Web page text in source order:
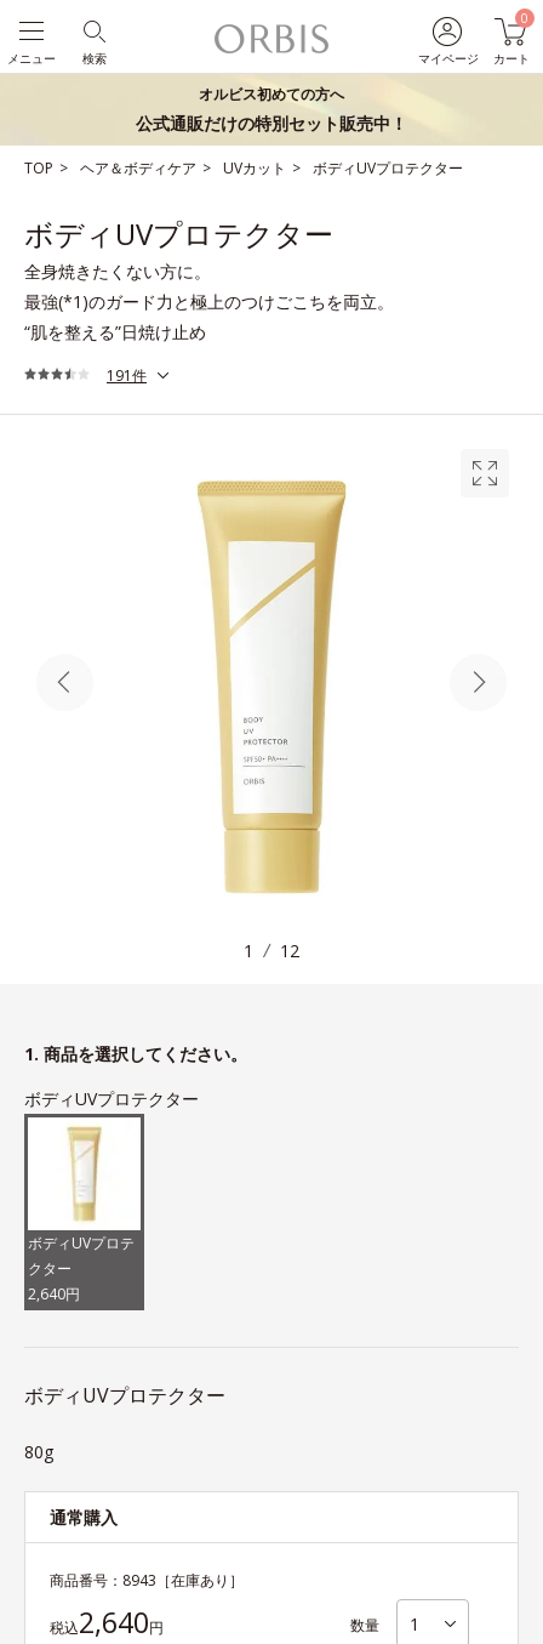
マイページ
0
カート
検索
メニュー
オルビス初めての方へ
公式通販だけの特別セット販売中！
TOP ヘア＆ボディケア UVカット ボディUVプロテクター
ボディUVプロテクター
全身焼きたくない方に。
最強(*1)のガード力と極上のつけごこちを両立。
“肌を整える”日焼け止め
191件
1 12
1. 商品を選択してください。
ボディUVプロテクター
ボディUVプロテ
クター
2,640円
ボディUVプロテクター
80g
通常購入
商品番号： 8943 ［在庫あり］
税込2,640円 数量